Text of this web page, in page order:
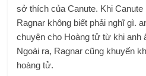
sở thích của Canute. Khi Canute
Ragnar không biết phải nghĩ gì.
chuyện cho Hoàng tử từ khi anh
Ngoài ra, Ragnar cũng khuyến
hoàng tử.